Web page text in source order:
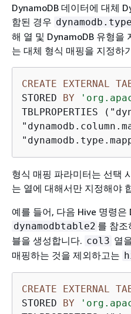
DynamoDB 데이터에 대체
함된 경우
해 열 및 DynamoDB 유형을
는 대체 형식 매핑을 지정하
CREATE EXTERNAL
STORED BY
TBLPROPERTIES
형식 매핑 파라미터는 선택
는 열에 대해서만 지정해야
예를 들어, 다음 Hive 명령은
dynamodbtable2 를 참조
블을 생성합니다. col3 열
매핑하는 것을 제외하고는
CREATE EXTERNAL
STORED BY